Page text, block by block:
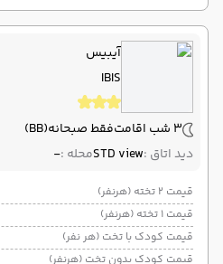
آیبیس
IBIS
3 شب اقامت فقط صبحانه(BB)
دید اتاق :STD viewمحله :-
قیمت 2 تخته (هرنفر)
قیمت 1 تخته (هرنفر)
قیمت کودک با تخت (هر نفر)
قیمت کودک بدون تخت (هرنفر)